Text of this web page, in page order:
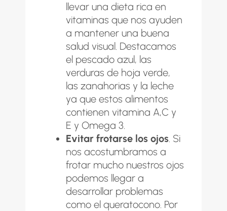
llevar una dieta rica en
vitaminas que nos ayuden
a mantener una buena
salud visual. Destacamos
el pescado azul, las
verduras de hoja verde,
las zanahorias y la leche
ya que estos alimentos
contienen vitamina A,C y
E y Omega 3.
Evitar frotarse los ojos. Si
nos acostumbramos a
frotar mucho nuestros ojos
podemos llegar a
desarrollar problemas
como el queratocono. Por